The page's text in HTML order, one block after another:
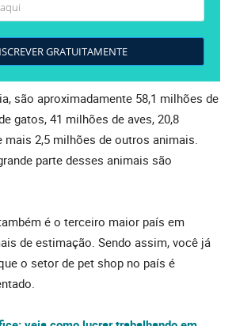
GRATUITAMENTE
são aproximadamente 58,1 milhões de
gatos, 41 milhões de aves, 20,8
mais 2,5 milhões de outros animais.
parte desses animais são
é o terceiro maior país em
de estimação. Sendo assim, você já
o setor de pet shop no país é